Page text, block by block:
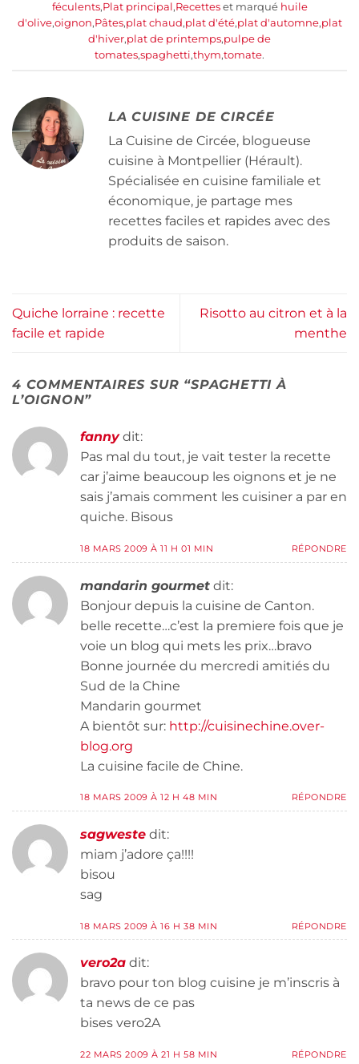
féculents,Plat principal,Recetteset marqué huile
d'olive,oignon,Pâtes,plat chaud,plat d'été,plat d'automne,plat
d'hiver,plat de printemps,pulpe de
tomates,spaghetti,thym,tomate.
LA CUISINE DE CIRCÉE
La Cuisine de Circée, blogueuse
cuisine à Montpellier (Hérault).
Spécialisée en cuisine familiale et
économique, je partage mes
recettes faciles et rapides avec des
produits de saison.
Quiche lorraine : recette
facile et rapide
Risotto au citron et à la
menthe
4 COMMENTAIRES SUR “SPAGHETTI À
L’OIGNON”
fanny dit:
Pas mal du tout, je vait tester la recette
car j’aime beaucoup les oignons et je ne
sais j’amais comment les cuisiner a par en
quiche. Bisous
18 MARS 2009 À 11 H 01 MIN RÉPONDRE
mandarin gourmet dit:
Bonjour depuis la cuisine de Canton.
belle recette…c’est la premiere fois que je
voie un blog qui mets les prix…bravo
Bonne journée du mercredi amitiés du
Sud de la Chine
Mandarin gourmet
A bientôt sur: http://cuisinechine.over-
blog.org
La cuisine facile de Chine.
18 MARS 2009 À 12 H 48 MIN RÉPONDRE
sagweste dit:
miam j’adore ça!!!!
bisou
sag
18 MARS 2009 À 16 H 38 MIN RÉPONDRE
vero2a dit:
bravo pour ton blog cuisine je m’inscris à
ta news de ce pas
bises vero2A
22 MARS 2009 À 21 H 58 MIN RÉPONDRE